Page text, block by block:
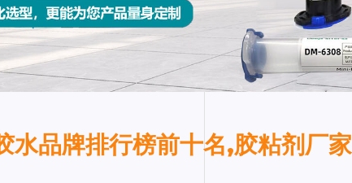
水品牌排行榜前十名,胶粘剂厂家